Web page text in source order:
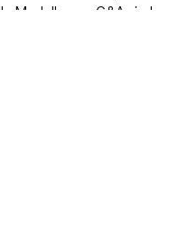
Modelle von C&A sind
Shop finden Sie